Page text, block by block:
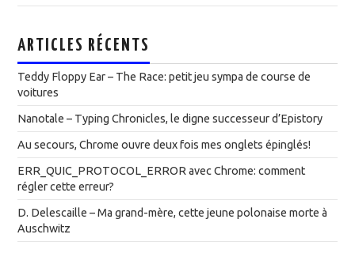
ARTICLES RÉCENTS
Teddy Floppy Ear – The Race: petit jeu sympa de course de
voitures
Nanotale – Typing Chronicles, le digne successeur d’Epistory
Au secours, Chrome ouvre deux fois mes onglets épinglés!
ERR_QUIC_PROTOCOL_ERROR avec Chrome: comment
régler cette erreur?
D. Delescaille – Ma grand-mère, cette jeune polonaise morte à
Auschwitz